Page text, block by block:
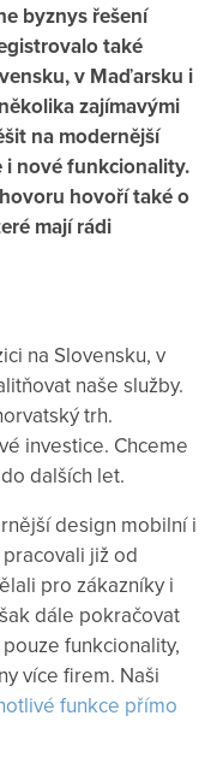
byznys řešení
také
v Maďarsku i
zajímavými
na modernější
i nové funkcionality.
hovoří také o
mají rádi
na Slovensku, v
naše služby.
trh.
investice. Chceme
dalších let.
design mobilní i
již od
pro zákazníky i
dále pokračovat
funkcionality,
více firem. Naši
funkce přímo